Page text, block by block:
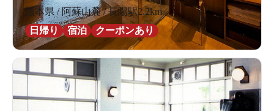
熊本県 / 阿蘇山麓 / 長陽駅2.2km
日帰り
宿泊 クーポンあり